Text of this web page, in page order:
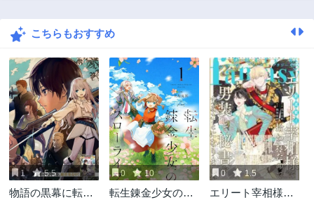
第1話こちらもおすすめ
1 5.5
物語の黒幕に転生
0 10
転生錬金少女のス
0 1.5
エリート宰相様に